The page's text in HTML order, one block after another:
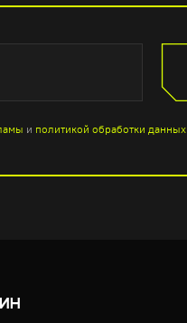
и политикой обработки данных